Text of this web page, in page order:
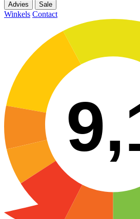
Advies
Sale
Winkels Contact